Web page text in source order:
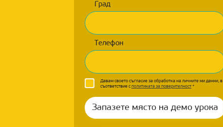
Град
Телефон
Давам своето съгласие за обработка на личните ми данни, в
съответствие с политиката за поверителност *